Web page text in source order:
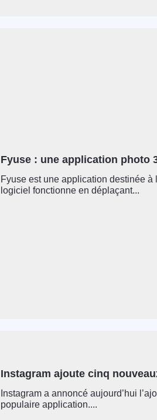
Fyuse : une application photo
Fyuse est une application destinée
logiciel fonctionne en déplaçant...
Instagram ajoute cinq
Instagram a annoncé aujourd’hui
populaire application....